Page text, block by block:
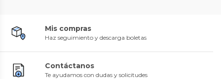
Mis compras
Haz seguimiento y descarga boletas
Contáctanos
Te ayudamos con dudas y solicitudes